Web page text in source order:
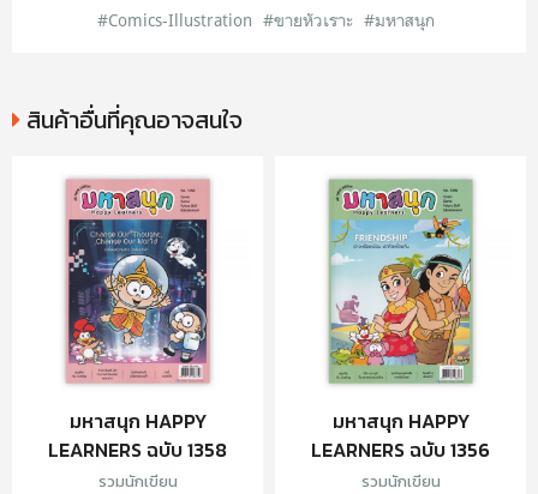
#Comics-Illustration #ขายหัวเราะ #มหาสนุก
สินค้าอื่นที่คุณอาจสนใจ
มหาสนุก HAPPY
LEARNERS ฉบับ 1358
รวมนักเขียน
มหาสนุก HAPPY
LEARNERS ฉบับ 1356
รวมนักเขียน